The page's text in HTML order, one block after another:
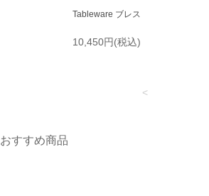
Tableware ブレス
10,450円(税込)
<
おすすめ商品